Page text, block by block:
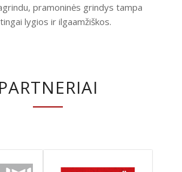
pramoninės grindys tampa
lygios ir ilgaamžiškos.
PARTNERIAI